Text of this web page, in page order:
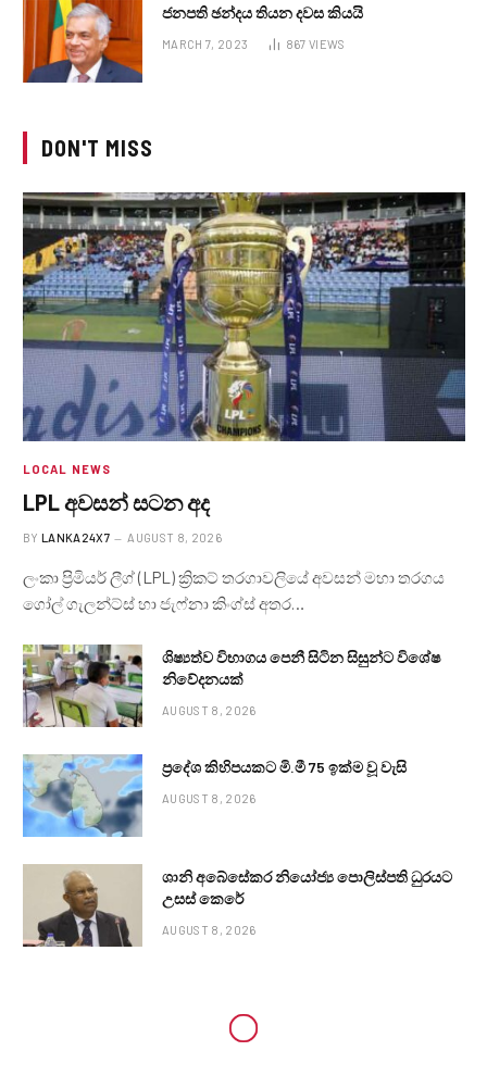
ජනපති ඡන්දය තියන දවස කියයි
MARCH 7, 2023 867 VIEWS
DON'T MISS
LOCAL NEWS
LPL අවසන් සටන අද
BY LANKA24X7 AUGUST 8, 2026
ලංකා ප්‍රිමියර් ලීග් (LPL) ක්‍රිකට් තරගාවලියේ අවසන් මහා තරගය
ගෝල් ගැලන්ට්ස් හා ජැෆ්නා කිංග්ස් අතර…
ශිෂ්‍යත්ව විභාගය පෙනී සිටින සිසුන්ට විශේෂ
නිවේදනයක්
AUGUST 8, 2026
ප්‍රදේශ කිහිපයකට මි.මී 75 ඉක්ම වූ වැසි
AUGUST 8, 2026
ශානි අබේසේකර නියෝජ්‍ය පොලිස්පති ධුරයට
උසස් කෙරේ
AUGUST 8, 2026